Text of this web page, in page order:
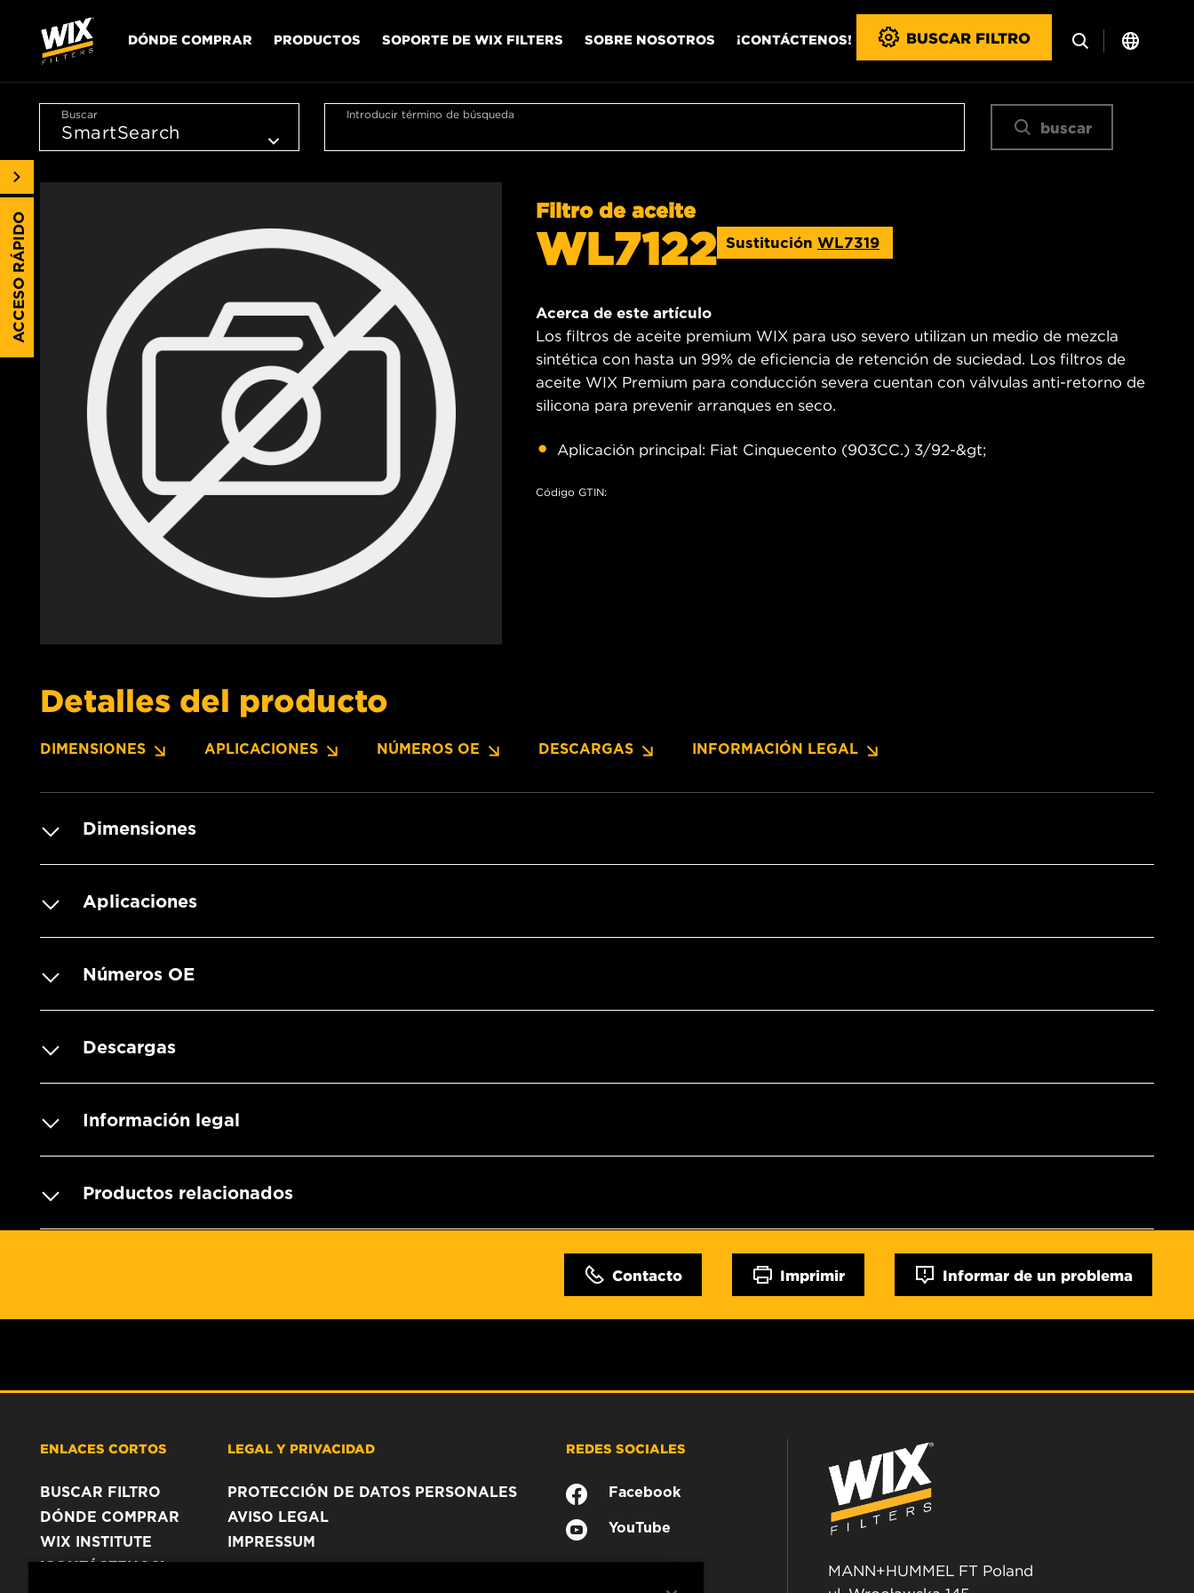
DÓNDE COMPRAR PRODUCTOS SOPORTE DE WIX FILTERS SOBRE NOSOTROS ¡CONTÁCTENOS! BUSCAR FILTRO
Buscar Introducir término de búsqueda
buscar
Filtro de aceite
WL7122 Sustitución WL7319
Acerca de este artículo
Los filtros de aceite premium WIX para uso severo utilizan un medio de mezcla
sintética con hasta un 99% de eficiencia de retención de suciedad. Los filtros de
aceite WIX Premium para conducción severa cuentan con válvulas anti-retorno de
silicona para prevenir arranques en seco.
Aplicación principal: Fiat Cinquecento (903CC.) 3/92-&gt;
Código GTIN:
Detalles del producto
DIMENSIONES APLICACIONES NÚMEROS OE DESCARGAS INFORMACIÓN LEGAL
Dimensiones
Aplicaciones
Números OE
Descargas
Información legal
Productos relacionados
Contacto Imprimir Informar de un problema
ACCESO RÁPIDO
ENLACES CORTOS
BUSCAR FILTRO
DÓNDE COMPRAR
WIX INSTITUTE
¡CONTÁCTENOS!
LEGAL Y PRIVACIDAD
PROTECCIÓN DE DATOS PERSONALES
AVISO LEGAL
IMPRESSUM
REDES SOCIALES
Facebook
YouTube
MANN+HUMMEL FT Poland